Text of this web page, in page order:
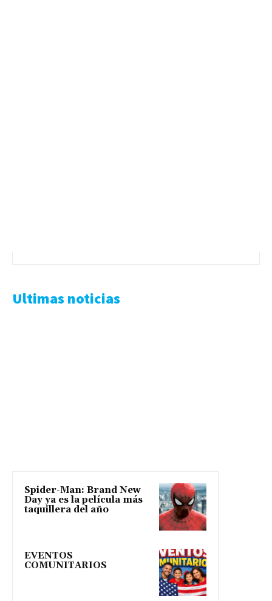
Ultimas noticias
Spider-Man: Brand New
Day ya es la película más
taquillera del año
EVENTOS
COMUNITARIOS